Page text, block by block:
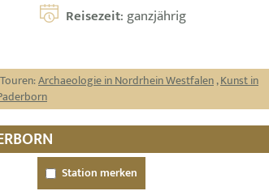
Reisezeit: ganzjährig
Archaeologie in Nordrhein Westfalen,Kunst in
Station merken